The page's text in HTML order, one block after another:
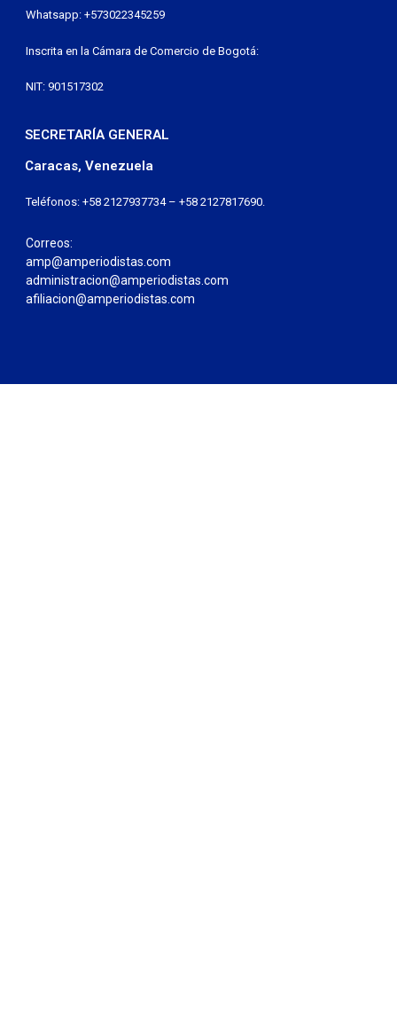
Whatsapp: +573022345259
Inscrita en la Cámara de Comercio de Bogotá:
NIT: 901517302
SECRETARÍA GENERAL
Caracas, Venezuela
Teléfonos: +58 2127937734 – +58 2127817690.
Correos:
amp@amperiodistas.com
administracion@amperiodistas.com
afiliacion@amperiodistas.com